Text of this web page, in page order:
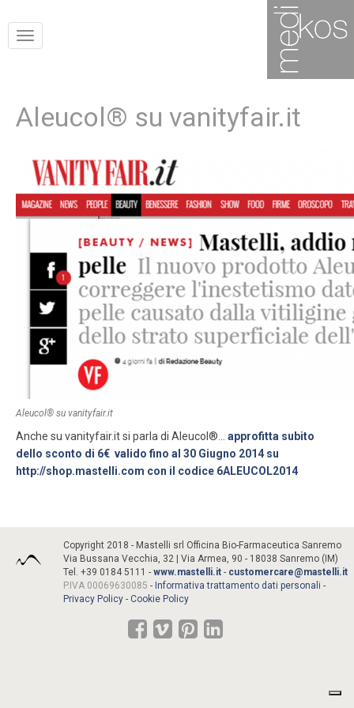
Mostra
navigazione
Aleucol® su vanityfair.it
Aleucol® su vanityfair.it
Anche su vanityfair.it si parla di Aleucol®… approfitta subito
dello sconto di 6€ valido fino al 30 Giugno 2014 su
http://shop.mastelli.com con il codice 6ALEUCOL2014
Copyright 2018 - Mastelli srl Officina Bio-Farmaceutica Sanremo
Via Bussana Vecchia, 32 | Via Armea, 90 - 18038 Sanremo (IM)
Tel. +39 0184 5111 - www.mastelli.it - customercare@mastelli.it
P.IVA 00069630085 - Informativa trattamento dati personali -
Privacy Policy - Cookie Policy